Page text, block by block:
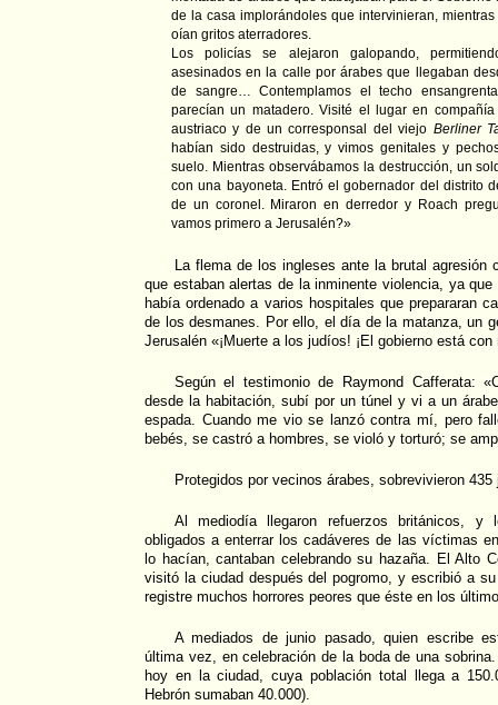
de la casa implorándoles que intervinieran,
oían gritos aterradores.
Los policías se alejaron galopando,
asesinados en la calle por árabes que llegaban
de sangre… Contemplamos el techo
parecían un matadero. Visité el lugar en
austriaco y de un corresponsal del viejo Berliner
habían sido destruidas, y vimos genitales y
suelo. Mientras observábamos la destrucción, un
con una bayoneta. Entró el gobernador del distrito
de un coronel. Miraron en derredor y Roach
vamos primero a Jerusalén?»
La flema de los ingleses ante la brutal agresión
que estaban alertas de la inminente violencia, ya
había ordenado a varios hospitales que prepararan
de los desmanes. Por ello, el día de la matanza, un
Jerusalén «¡Muerte a los judíos! ¡El gobierno está con
Según el testimonio de Raymond Cafferata:
desde la habitación, subí por un túnel y vi a un
espada. Cuando me vio se lanzó contra mí, pero
bebés, se castró a hombres, se violó y torturó; se
Protegidos por vecinos árabes, sobrevivieron 435
Al mediodía llegaron refuerzos británicos, y
obligados a enterrar los cadáveres de las víctimas
lo hacían, cantaban celebrando su hazaña. El Alto
visitó la ciudad después del pogromo, y escribió a
registre muchos horrores peores que éste en los
A mediados de junio pasado, quien escribe
última vez, en celebración de la boda de una
hoy en la ciudad, cuya población total llega a
Hebrón sumaban 40.000).